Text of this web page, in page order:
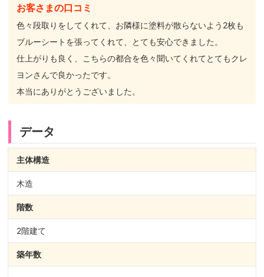
お客さまの口コミ
色々段取りをしてくれて、お隣様に塗料が散らないよう2枚も
ブルーシートを張ってくれて、とても安心できました。
仕上がりも良く、こちらの都合を色々聞いてくれてとてもクレ
ヨンさんで良かったです。
本当にありがとうございました。
データ
主体構造
木造
階数
2階建て
築年数